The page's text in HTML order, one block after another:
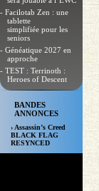
- Facilotab Zen : une
tablette
simplifiée pour les
seniors
- Généatique 2027 en
approche
- TEST : Terrinoth :
Heroes of Descent
BANDES
ANNONCES
› Assassin’s Creed
BLACK FLAG
RESYNCED